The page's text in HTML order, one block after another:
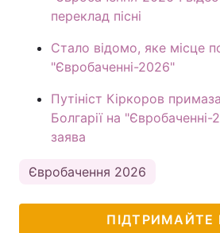
переклад пісні
Стало відомо, яке місце
"Євробаченні-2026"
Путініст Кіркоров
Болгарії на
заява
Євробачення 2026
ПІДТРИМАЙТЕ